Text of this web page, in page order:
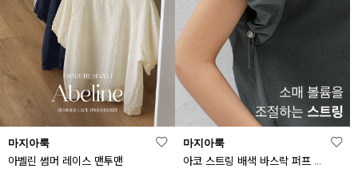
마지아룩
아벨린 썸머 레이스 맨투맨
마지아룩
아코 스트링 배색 바스락 퍼프 반팔티